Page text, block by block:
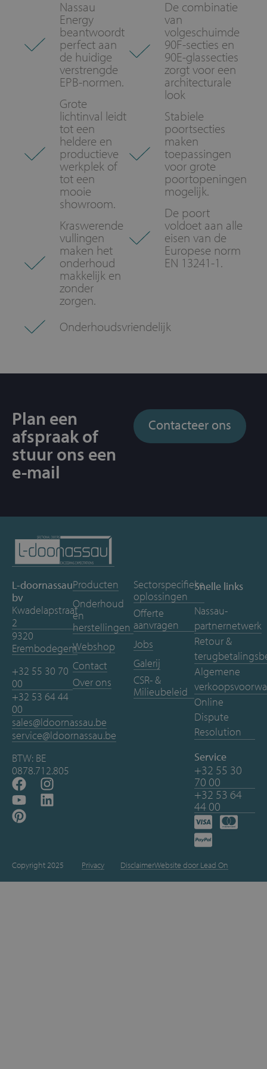
Nassau
Energy
beantwoordt
perfect aan
de huidige
verstrengde
EPB-normen.
Grote
lichtinval leidt
tot een
heldere en
productieve
werkplek of
tot een
mooie
showroom.
Kraswerende
vullingen
maken het
onderhoud
makkelijk en
zonder
zorgen.
Onderhoudsvriendelijk
De combinatie
van
volgeschuimde
90F-secties en
90E-glassecties
zorgt voor een
architecturale
look
Stabiele
poortsecties
maken
toepassingen
voor grote
poortopeningen
mogelijk.
De poort
voldoet aan alle
eisen van de
Europese norm
EN 13241-1.
Plan een
afspraak of
stuur ons een
e-mail
Contacteer ons
L-doornassau
bv
Kwadelapstraat
2
9320
Erembodegem
+32 55 30 70
00
+32 53 64 44
00
sales@ldoornassau.be
service@ldoornassau.be
BTW: BE
0878.712.805
Producten
Onderhoud
en
herstellingen
Webshop
Contact
Over ons
Sectorspecifieke
oplossingen
Offerte
aanvragen
Jobs
Galerij
CSR- &
Milieubeleid
Snelle links
Nassau-
partnernetwerk
Retour &
Algemene
Online
Dispute
Resolution
Service
+32 55 30
70 00
+32 53 64
44 00
Copyright 2025 Privacy DisclaimerWebsite door Lead On